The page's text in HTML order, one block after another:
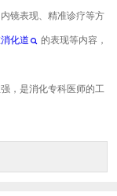
镜表现、精准诊疗等方
消化道 的表现等内容，
，是消化专科医师的工